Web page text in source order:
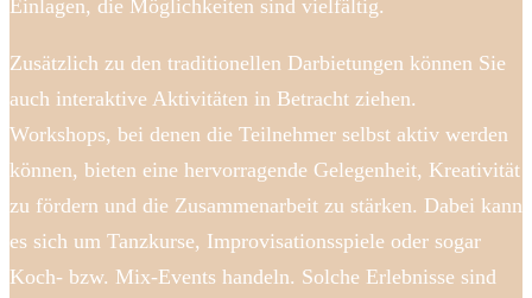
Einlagen, die Möglichkeiten sind vielfältig.
Zusätzlich zu den traditionellen Darbietungen können Sie
auch interaktive Aktivitäten in Betracht ziehen.
Workshops, bei denen die Teilnehmer selbst aktiv werden
können, bieten eine hervorragende Gelegenheit, Kreativität
zu fördern und die Zusammenarbeit zu stärken. Dabei kann
es sich um Tanzkurse, Improvisationsspiele oder sogar
Koch- bzw. Mix-Events handeln. Solche Erlebnisse sind